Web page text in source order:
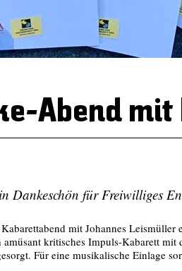
Abend
Dankeschön für Freiwilliges
mit Johannes Leismüller
kritisches Impuls-Kabarett mit
Für eine musikalische Einlage